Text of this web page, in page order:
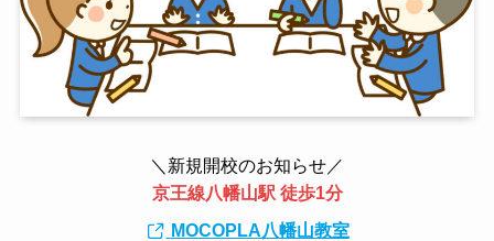
＼新規開校のお知らせ／
京王線八幡山駅 徒歩1分
MOCOPLA八幡山教室